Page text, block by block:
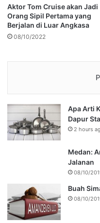
Aktor Tom Cruise akan Jadi
Orang Sipil Pertama yang
Berjalan di Luar Angkasa
08/10/2022
Apa Arti
Dapur
2 hours
Medan:
Jalanan
08/10/
Buah
08/10/